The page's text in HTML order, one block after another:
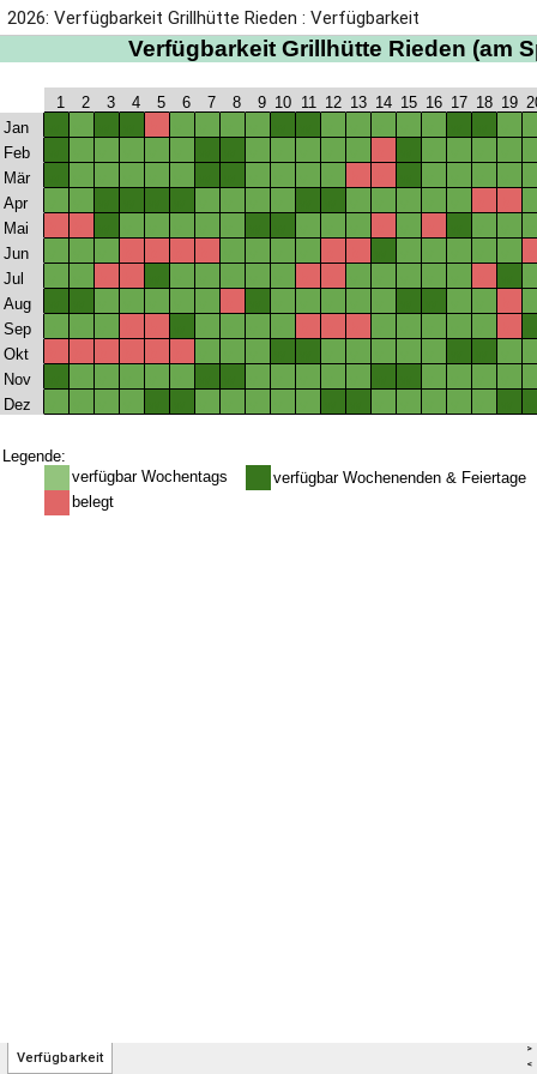
2026: Verfügbarkeit Grillhütte Rieden : Verfügbarkeit
Verfügbarkeit
>
<